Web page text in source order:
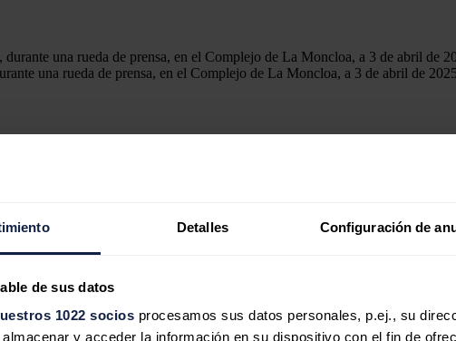
Detalles Configuración de
de sus datos
1022 socios procesamos sus datos personales, p.ej., su
y acceder la información en su dispositivo con el fin de
una rueda de prensa, en el Complejo de La Moncloa, a 3 de abril de
la primera reunión con el Partido Popular en el marco de la ronda de
su "cordón sanitario" hacia el partido de Santiago Abascal
por
ministro de Economía iniciaría una ronda de reuniones con todos los
el vicesecretario de Economía del Partido Popular,
, a quien
han asistido, por parte del PP, la vicesecretaria de Desarrollo Sostenible,